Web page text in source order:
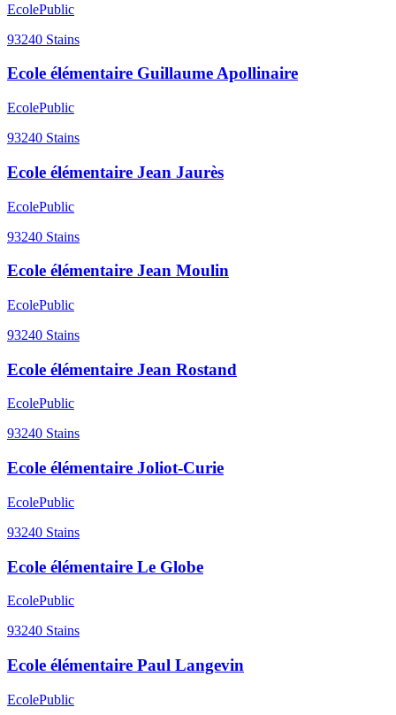
EcolePublic
93240 Stains
Ecole élémentaire Guillaume Apollinaire
EcolePublic
93240 Stains
Ecole élémentaire Jean Jaurès
EcolePublic
93240 Stains
Ecole élémentaire Jean Moulin
EcolePublic
93240 Stains
Ecole élémentaire Jean Rostand
EcolePublic
93240 Stains
Ecole élémentaire Joliot-Curie
EcolePublic
93240 Stains
Ecole élémentaire Le Globe
EcolePublic
93240 Stains
Ecole élémentaire Paul Langevin
EcolePublic